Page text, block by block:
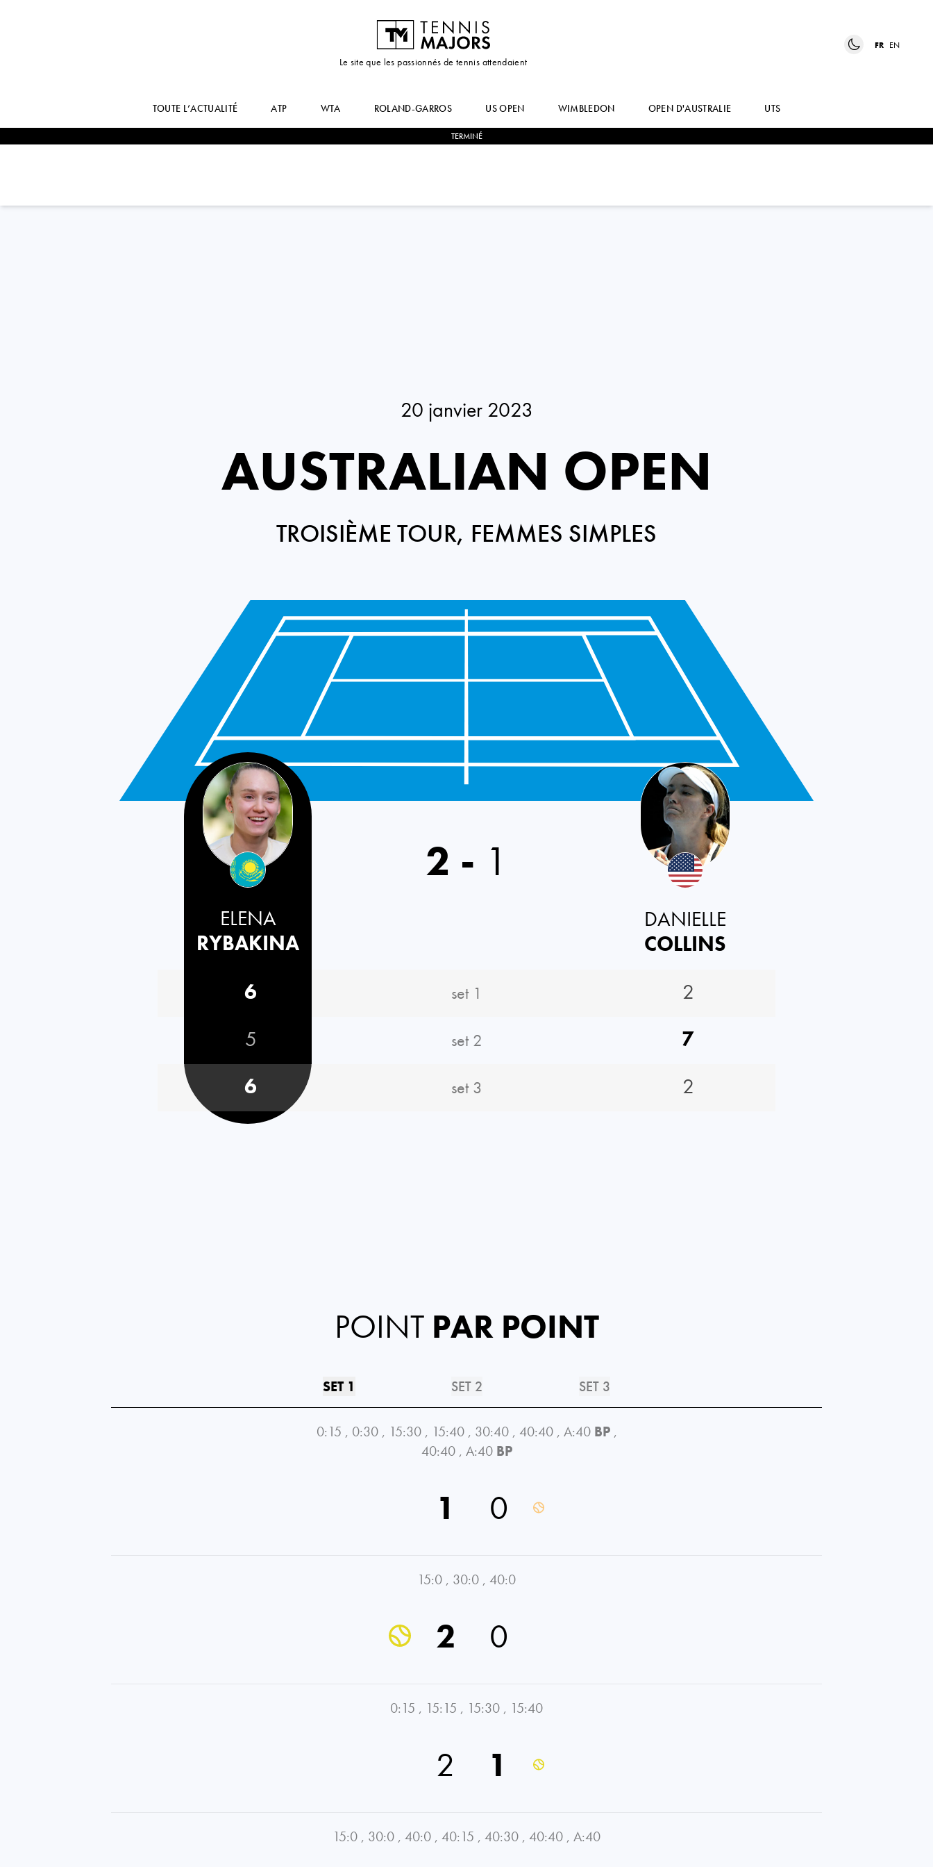
Le site que les passionnés de tennis attendaient
FR EN
TOUTE L’ACTUALITÉ ATP WTA ROLAND-GARROS US OPEN WIMBLEDON OPEN D'AUSTRALIE UTS
TERMINÉ
20 janvier 2023
AUSTRALIAN OPEN
TROISIÈME TOUR, FEMMES SIMPLES
Kazakhstan
ELENA
RYBAKINA
2 - 1
DANIELLE
COLLINS
6
set 1
2
5
set 2
7
6
set 3 2
POINT PAR POINT
SET 1 SET 2 SET 3
0:15 , 0:30 , 15:30 , 15:40 , 30:40 , 40:40 , A:40 BP ,
40:40 , A:40 BP
1 0
15:0 , 30:0 , 40:0
2 0
0:15 , 15:15 , 15:30 , 15:40
2 1
15:0 , 30:0 , 40:0 , 40:15 , 40:30 , 40:40 , A:40